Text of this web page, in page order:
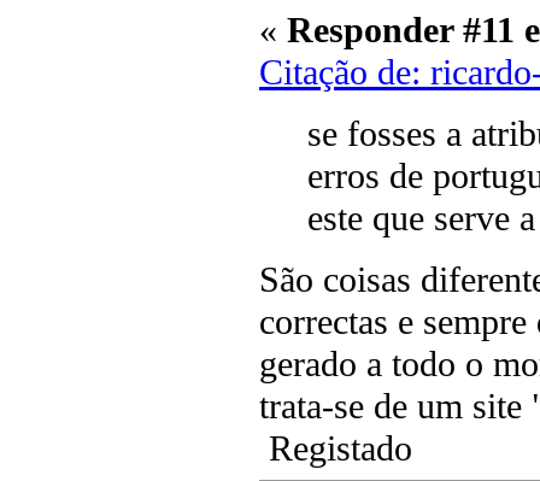
« Responder #11
Citação de:
se fosses a
erros de
este que serve
São coisas
correctas e
gerado a todo o
trata-se de um site
Registado